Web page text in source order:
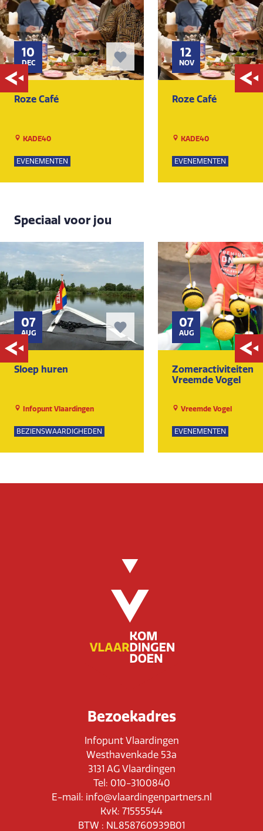
10
DEC
Roze Café
KADE40
EVENEMENTEN
12
NOV
Roze Café
KADE40
EVENEMENTEN
Speciaal voor jou
07
AUG
Sloep huren
Infopunt Vlaardingen
BEZIENSWAARDIGHEDEN
07
AUG
Zomeractiviteiten
Vreemde Vogel
Vreemde Vogel
EVENEMENTEN
Bezoekadres
Infopunt Vlaardingen
Westhavenkade 53a
3131 AG Vlaardingen
Tel: 010-3100840
E-mail: info@vlaardingenpartners.nl
KvK: 71555544
BTW : NL858760939B01